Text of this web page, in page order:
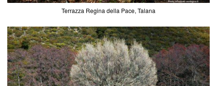
Terrazza Regina della Pace, Talana